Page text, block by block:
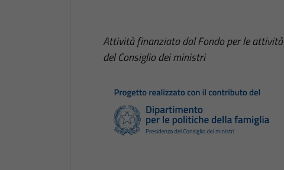
Attività finanziata dal Fondo per le
del Consiglio dei ministri